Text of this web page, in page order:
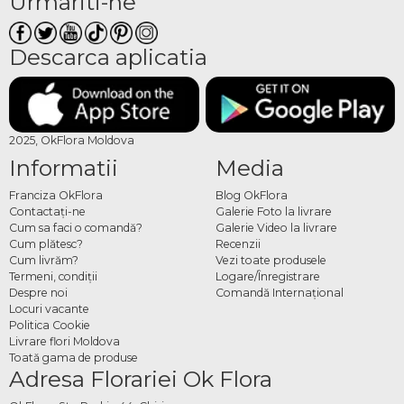
Descarca aplicatia
2025, OkFlora Moldova
Informatii
Franciza OkFlora
Contactaţi-ne
Cum sa faci o comandă?
Cum plătesc?
Cum livrăm?
Termeni, condiţii
Despre noi
Locuri vacante
Politica Cookie
Livrare flori Moldova
Toată gama de produse
Media
Blog OkFlora
Galerie Foto la livrare
Galerie Video la livrare
Recenzii
Vezi toate produsele
Logare/Înregistrare
Comandă Internațional
Adresa Florariei Ok Flora